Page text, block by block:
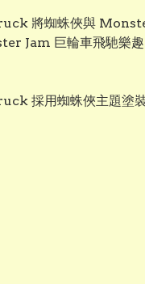
蛛俠與 Monster
Jam 巨輪車飛馳樂趣
用蜘蛛俠主題塗裝